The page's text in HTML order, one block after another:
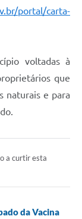
portal/carta-
voltadas à
que
naturais e para
a curtir esta
da Vacina